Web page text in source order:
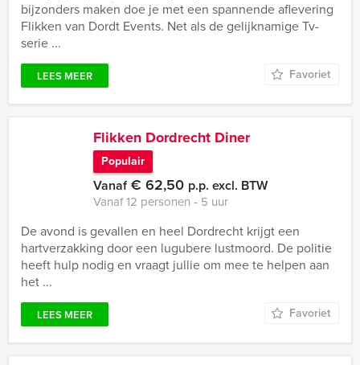
bijzonders maken doe je met een spannende aflevering
Flikken van Dordt Events. Net als de gelijknamige Tv-
serie ...
LEES MEER Favoriet
Flikken Dordrecht Diner
Populair
Vanaf€ 62,50 p.p. excl. BTW
Vanaf 12 personen ‐ 5 uur
De avond is gevallen en heel Dordrecht krijgt een
hartverzakking door een lugubere lustmoord. De politie
heeft hulp nodig en vraagt jullie om mee te helpen aan
het ...
LEES MEER Favoriet